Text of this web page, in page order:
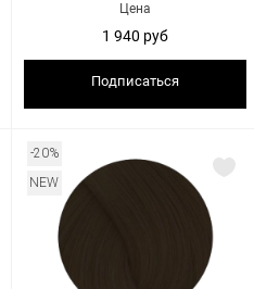
Цена
1 940 руб
Подписаться
-20%
NEW